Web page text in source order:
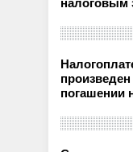
налоговым
погашении